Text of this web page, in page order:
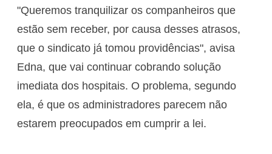
"Queremos tranquilizar os companheiros que
estão sem receber, por causa desses atrasos,
que o sindicato já tomou providências", avisa
Edna, que vai continuar cobrando solução
imediata dos hospitais. O problema, segundo
ela, é que os administradores parecem não
estarem preocupados em cumprir a lei.